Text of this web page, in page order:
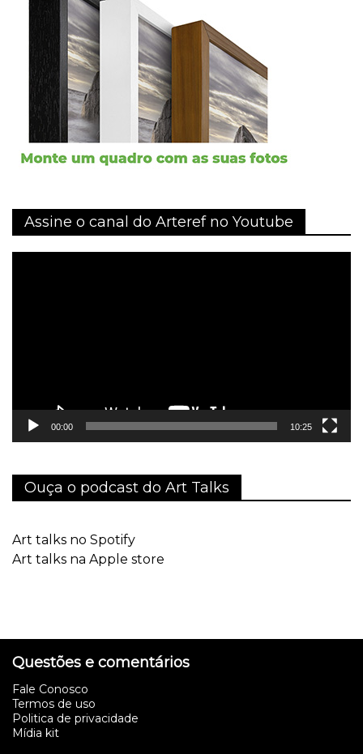
Assine o canal do Arteref no Youtube
00:00 10:25
Ouça o podcast do Art Talks
Art talks no Spotify
Art talks na Apple store
Questões e comentários
Fale Conosco
Termos de uso
Politica de privacidade
Mídia kit